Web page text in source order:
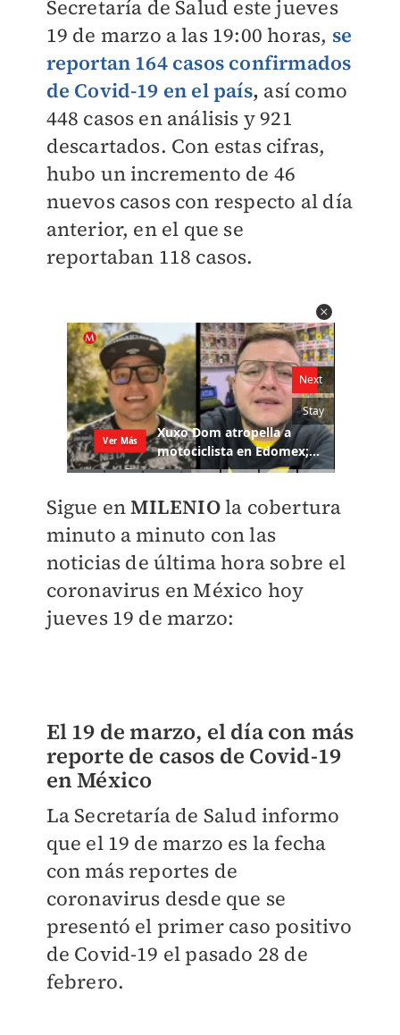
Secretaría de Salud este jueves
19 de marzo a las 19:00 horas, se
reportan 164 casos confirmados
de Covid-19 en el país, así como
448 casos en análisis y 921
descartados. Con estas cifras,
hubo un incremento de 46
nuevos casos con respecto al día
anterior, en el que se
reportaban 118 casos.
Sigue enMILENIOla cobertura
minuto a minuto con las
noticias de última hora sobre el
coronavirus en México hoy
jueves 19 de marzo:
El 19 de marzo, el día con más
reporte de casos de Covid-19
en México
La Secretaría de Salud informo
que el 19 de marzo es la fecha
con más reportes de
coronavirus desde que se
presentó el primer caso positivo
de Covid-19 el pasado 28 de
febrero.